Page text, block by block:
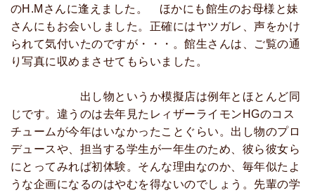
のH.Mさんに逢えました。 ほかにも館生のお母様と妹
さんにもお会いしました。正確にはヤツガレ、声をかけ
られて気付いたのですが・・・。館生さんは、ご覧の通
り写真に収めまさせてもらいました。
出し物というか模擬店は例年とほとんど同
じです。違うのは去年見たレィザーライモンHGのコス
チュームが今年はいなかったことぐらい。出し物のプロ
デュースや、担当する学生が一年生のため、彼ら彼女ら
にとってみれば初体験。そんな理由なのか、毎年似たよ
うな企画になるのはやむを得ないのでしょう。先輩の学